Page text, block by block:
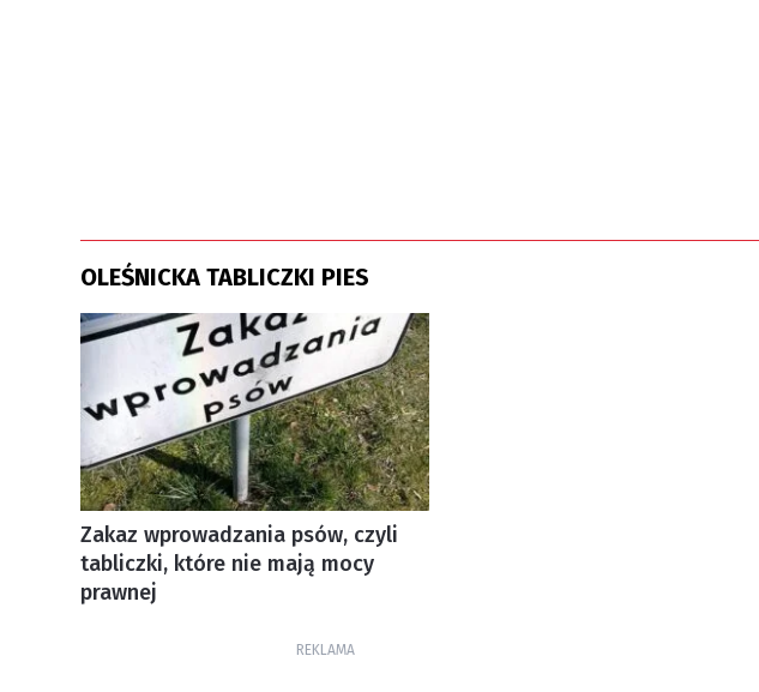
OLEŚNICKA TABLICZKI PIES
Zakaz wprowadzania psów, czyli
tabliczki, które nie mają mocy
prawnej
REKLAMA